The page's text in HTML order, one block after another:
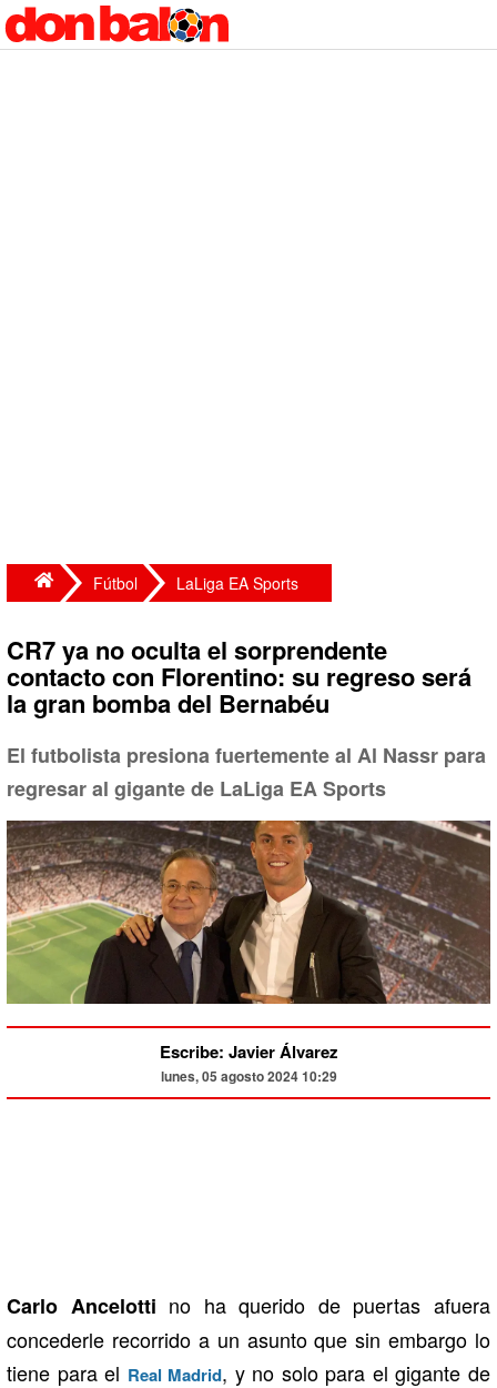
Fútbol LaLiga EA Sports
CR7 ya no oculta el sorprendente
contacto con Florentino: su regreso será
la gran bomba del Bernabéu
El futbolista presiona fuertemente al Al Nassr para
regresar al gigante de LaLiga EA Sports
Escribe: Javier Álvarez
lunes, 05 agosto 2024 10:29
Carlo Ancelotti no ha querido de puertas afuera
concederle recorrido a un asunto que sin embargo lo
tiene para el Real Madrid, y no solo para el gigante de